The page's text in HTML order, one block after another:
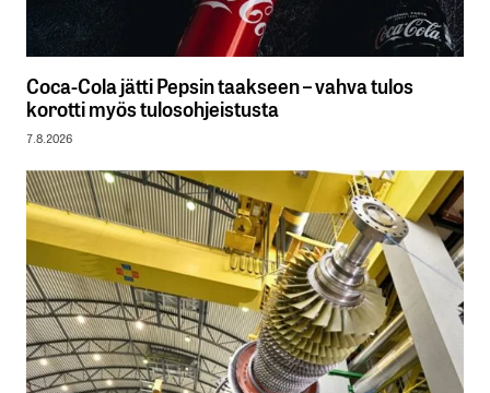
Coca-Cola jätti Pepsin taakseen – vahva tulos
korotti myös tulosohjeistusta
7.8.2026